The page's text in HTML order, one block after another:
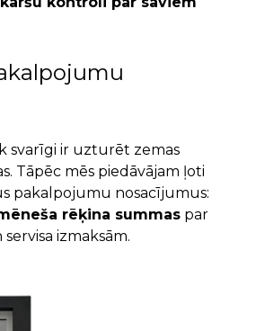
svarīgi ir uzturēt zemas
Tāpēc mēs piedāvājam ļoti
pakalpojumu nosacījumus:
rēķina summas par
izmaksām.